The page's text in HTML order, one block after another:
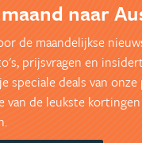
naar
de maandelijkse
prijsvragen en
speciale deals van
van de leukste